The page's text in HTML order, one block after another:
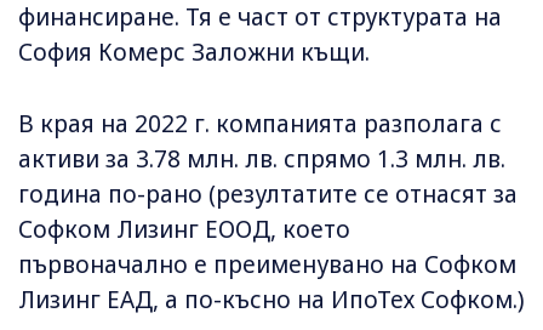
финансиране. Тя е част от структурата на
София Комерс Заложни къщи.
В края на 2022 г. компанията разполага с
активи за 3.78 млн. лв. спрямо 1.3 млн. лв.
година по-рано (резултатите се отнасят за
Софком Лизинг ЕООД, което
първоначално е преименувано на Софком
Лизинг ЕАД, а по-късно на ИпоТех Софком.)